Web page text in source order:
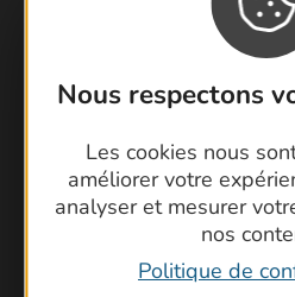
Nous respectons
Les cookies nous
améliorer votre
analyser et mesurer
nos
Politique de
Foire aux